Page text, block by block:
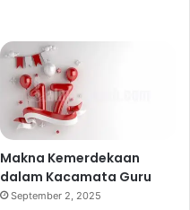
Makna Kemerdekaan
dalam Kacamata Guru
September 2, 2025